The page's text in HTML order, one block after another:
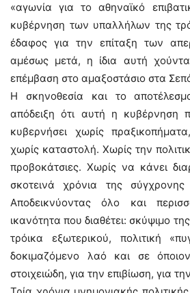
«αγωνία για το αθηναϊκό
κυβέρνηση των υπαλλήλων της
έδαφος για την επίταξη των
αμέσως μετά, η ίδια αυτή χούντα
επέμβαση στο αμαξοστάσιο στα
Η σκηνοθεσία και το
απόδειξη ότι αυτή η κυβέρνηση
κυβερνήσει χωρίς
χωρίς καταστολή. Χωρίς την
προβοκάτσιες. Χωρίς να κάνει
σκοτεινά χρόνια της σύγχρονης
Αποδεικνύοντας όλο και
ικανότητα που διαθέτει: σκύψιμο
τρόικα εξωτερικού, πολιτική
δοκιμαζόμενο λαό και σε
στοιχειώδη, για την επιβίωση, για